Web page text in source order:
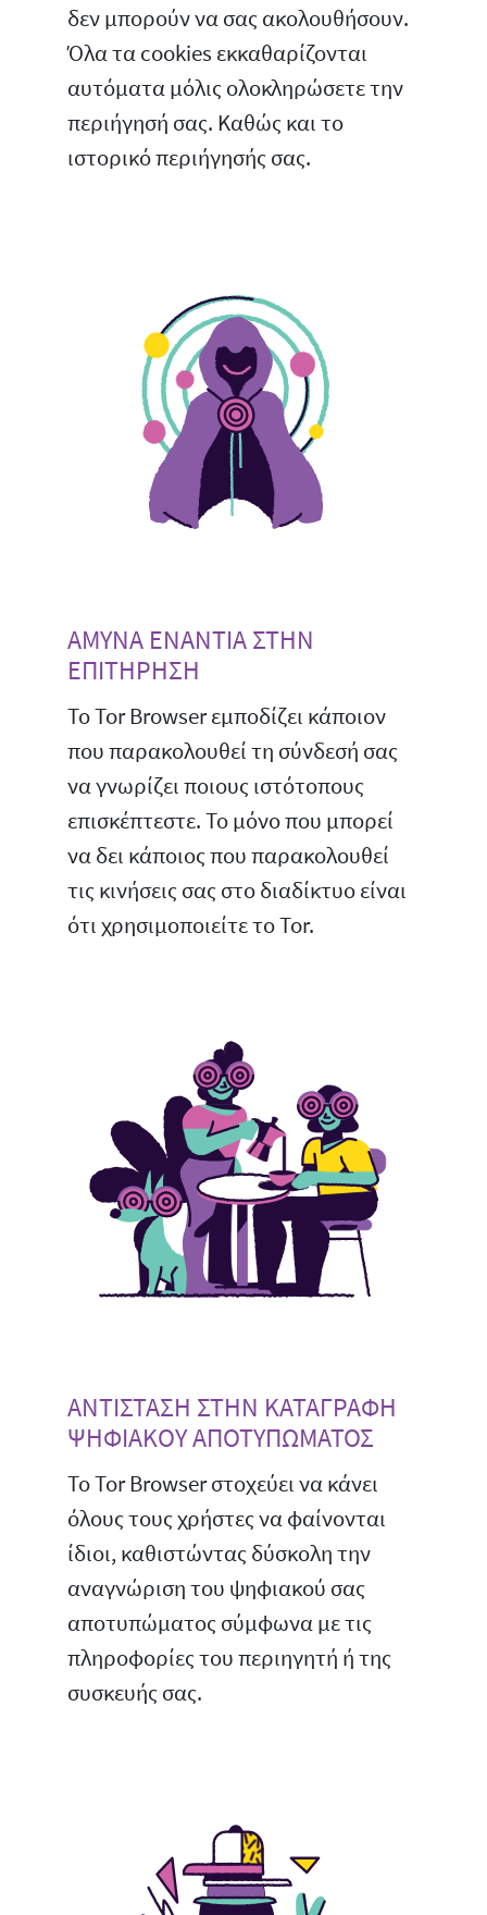
δεν μπορούν να σας ακολουθήσουν.
Όλα τα cookies εκκαθαρίζονται
αυτόματα μόλις ολοκληρώσετε την
περιήγησή σας. Καθώς και το
ιστορικό περιήγησής σας.
ΑΜΥΝΑ ΕΝΑΝΤΙΑ ΣΤΗΝ
ΕΠΙΤΗΡΗΣΗ
Το Tor Browser εμποδίζει κάποιον
που παρακολουθεί τη σύνδεσή σας
να γνωρίζει ποιους ιστότοπους
επισκέπτεστε. Το μόνο που μπορεί
να δει κάποιος που παρακολουθεί
τις κινήσεις σας στο διαδίκτυο είναι
ότι χρησιμοποιείτε το Tor.
ΑΝΤΙΣΤΑΣΗ ΣΤΗΝ ΚΑΤΑΓΡΑΦΗ
ΨΗΦΙΑΚΟΥ ΑΠΟΤΥΠΩΜΑΤΟΣ
Το Tor Browser στοχεύει να κάνει
όλους τους χρήστες να φαίνονται
ίδιοι, καθιστώντας δύσκολη την
αναγνώριση του ψηφιακού σας
αποτυπώματος σύμφωνα με τις
πληροφορίες του περιηγητή ή της
συσκευής σας.